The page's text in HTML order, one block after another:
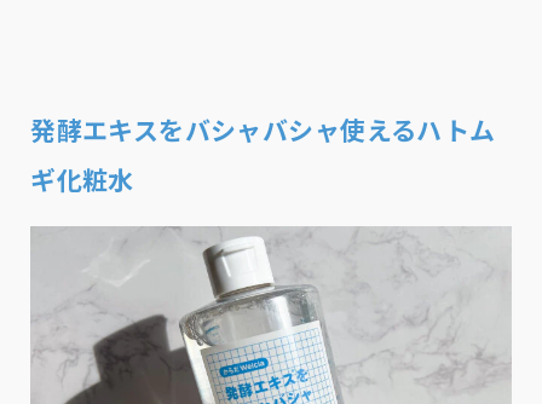
発酵エキスをバシャバシャ使えるハトム
ギ化粧水